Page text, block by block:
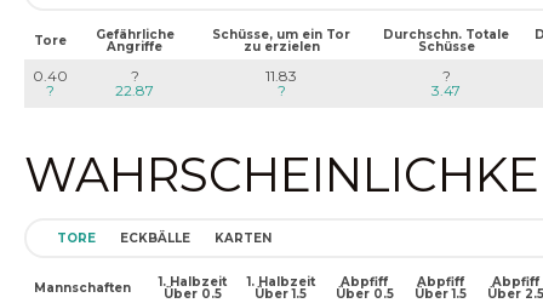
Tore Gefährliche
Angriffe
Schüsse, um ein Tor
zu erzielen
Durchschn. Totale
Schüsse
0.40
?
?
22.87
11.83
?
?
3.47
TORE ECKBÄLLE KARTEN
Mannschaften 1. Halbzeit
Über 0.5
1. Halbzeit
Über 1.5
Abpfiff
Über 0.5
Abpfiff
Über 1.5
Abpfiff
Über 2.5